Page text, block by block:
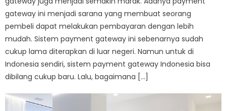
gateway ini menjadi sarana yang membuat seorang
pembeli dapat melakukan pembayaran dengan lebih
mudah. Sistem payment gateway ini sebenarnya sudah
cukup lama diterapkan di luar negeri. Namun untuk di
Indonesia sendiri, sistem payment​ ​gateway​ ​Indonesia bisa
dibilang cukup baru. Lalu, bagaimana […]